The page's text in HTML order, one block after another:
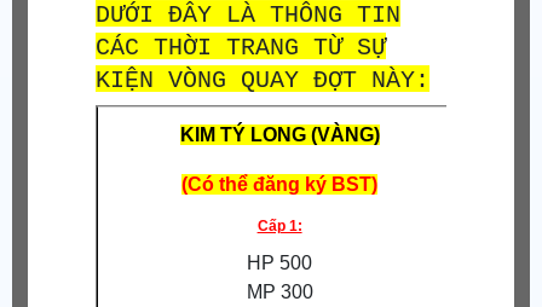
DƯỚI ĐÂY LÀ THÔNG TIN
CÁC THỜI TRANG TỪ SỰ
KIỆN VÒNG QUAY ĐỢT NÀY:
KIM TÝ LONG (VÀNG)
(Có thể đăng ký BST)
Cấp 1:
HP 500
MP 300